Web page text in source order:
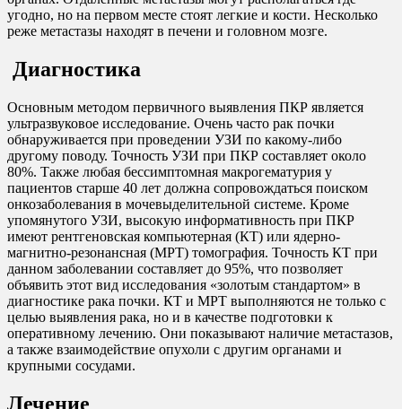
угодно, но на первом месте стоят легкие и кости. Несколько
реже метастазы находят в печени и головном мозге.
Диагностика
Основным методом первичного выявления ПКР является
ультразвуковое исследование. Очень часто рак почки
обнаруживается при проведении УЗИ по какому-либо
другому поводу. Точность УЗИ при ПКР составляет около
80%. Также любая бессимптомная макрогематурия у
пациентов старше 40 лет должна сопровождаться поиском
онкозаболевания в мочевыделительной системе. Кроме
упомянутого УЗИ, высокую информативность при ПКР
имеют рентгеновская компьютерная (КТ) или ядерно-
магнитно-резонансная (МРТ) томография. Точность КТ при
данном заболевании составляет до 95%, что позволяет
объявить этот вид исследования «золотым стандартом» в
диагностике рака почки. КТ и МРТ выполняются не только с
целью выявления рака, но и в качестве подготовки к
оперативному лечению. Они показывают наличие метастазов,
а также взаимодействие опухоли с другим органами и
крупными сосудами.
Лечение